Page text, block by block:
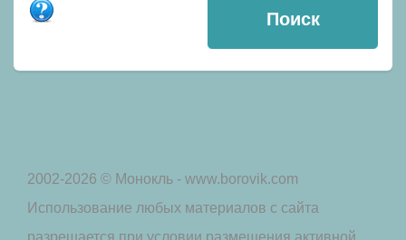
2002-2026 © Монокль - www.borovik.com
Использование любых материалов с сайта